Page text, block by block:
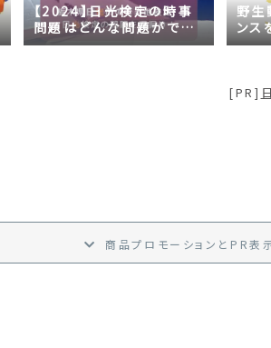
【2024】日光検定の時事
問題はどんな問題がでる
の？2023年の時事問題は
野生
ンス
光の
[PR]
商品プロモーション と PR表